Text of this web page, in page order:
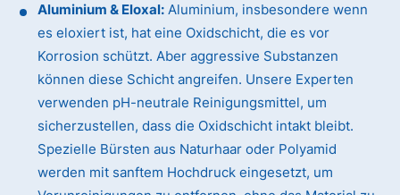
Aluminium & Eloxal: Aluminium, insbesondere wenn
es eloxiert ist, hat eine Oxidschicht, die es vor
Korrosion schützt. Aber aggressive Substanzen
können diese Schicht angreifen. Unsere Experten
verwenden pH-neutrale Reinigungsmittel, um
sicherzustellen, dass die Oxidschicht intakt bleibt.
Spezielle Bürsten aus Naturhaar oder Polyamid
werden mit sanftem Hochdruck eingesetzt, um